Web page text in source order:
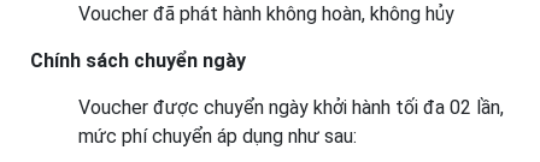
Voucher đã phát hành không hoàn, không hủy
Chính sách chuyển ngày
Voucher được chuyển ngày khởi hành tối đa 02 lần,
mức phí chuyển áp dụng như sau: